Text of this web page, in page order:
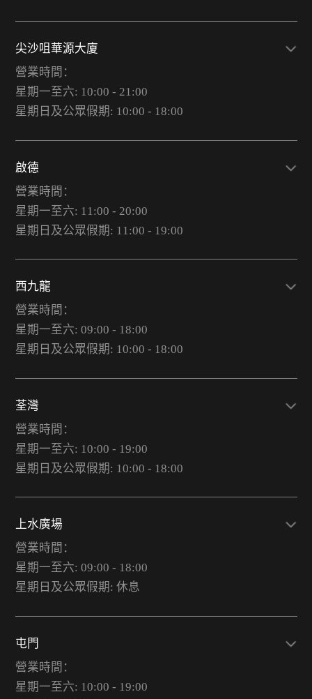
尖沙咀華源大廈
營業時間：
星期一至六: 10:00 - 21:00
星期日及公眾假期: 10:00 - 18:00
啟德
營業時間：
星期一至六: 11:00 - 20:00
星期日及公眾假期: 11:00 - 19:00
西九龍
營業時間：
星期一至六: 09:00 - 18:00
星期日及公眾假期: 10:00 - 18:00
荃灣
營業時間：
星期一至六: 10:00 - 19:00
星期日及公眾假期: 10:00 - 18:00
上水廣場
營業時間：
星期一至六: 09:00 - 18:00
星期日及公眾假期: 休息
屯門
營業時間：
星期一至六: 10:00 - 19:00